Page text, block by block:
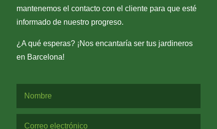
mantenemos el contacto con el cliente para que esté
informado de nuestro progreso.
¿A qué esperas? ¡Nos encantaría ser tus jardineros
en Barcelona!